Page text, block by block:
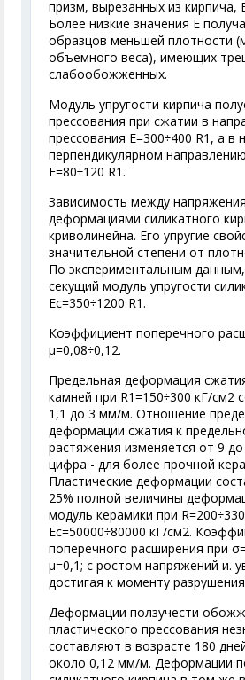
призм, вырезанных из кирпича,
Более низкие значения E
образцов меньшей плотности
объемного веса), имеющих
слабообожженных.
Модуль упругости кирпича
прессования при сжатии в
прессования E=300÷400 R1 , а в
перпендикулярном
E=80÷120 R1.
Зависимость между
деформациями силикатного
криволинейна. Его упругие
значительной степени от
По экспериментальным
секущий модуль упругости
Eс=350÷1200 R1.
Коэффициент поперечного
μ=0,08÷0,12.
Предельная деформация
камней при R1=150÷300 кГ/см2
1,1 до 3 мм/м. Отношение
деформации сжатия к
растяжения изменяется от 9
цифра - для более прочной
Пластические деформации
25% полной величины
модуль керамики при
Еc=50000÷80000 кГ/см2.
поперечного расширения при
μ=0,1; с ростом напряжений и.
достигая к моменту
Деформации ползучести
пластического прессования
составляют в возрасте 180
около 0,12 мм/м. Деформации